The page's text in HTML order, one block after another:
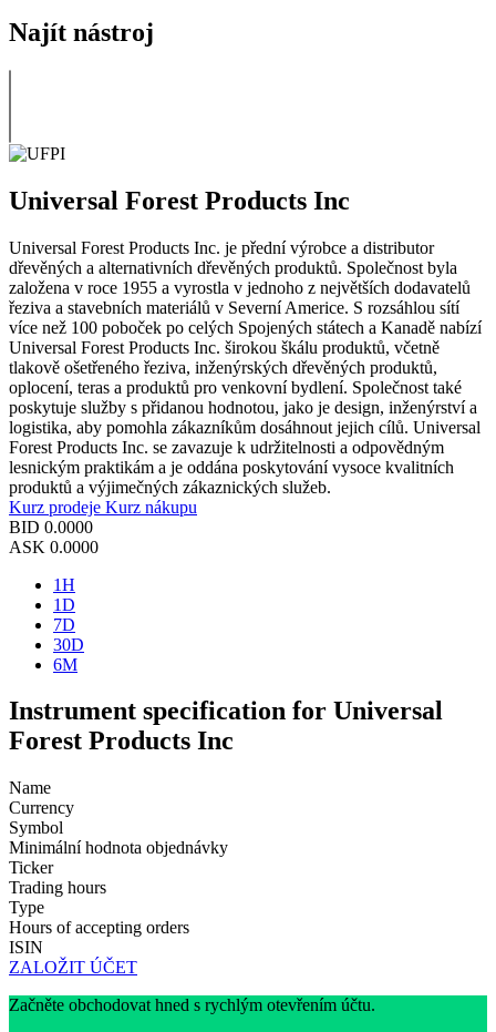
Najít nástroj
Universal Forest Products Inc
Universal Forest Products Inc. je přední výrobce a distributor
dřevěných a alternativních dřevěných produktů. Společnost byla
založena v roce 1955 a vyrostla v jednoho z největších dodavatelů
řeziva a stavebních materiálů v Severní Americe. S rozsáhlou sítí
více než 100 poboček po celých Spojených státech a Kanadě nabízí
Universal Forest Products Inc. širokou škálu produktů, včetně
tlakově ošetřeného řeziva, inženýrských dřevěných produktů,
oplocení, teras a produktů pro venkovní bydlení. Společnost také
poskytuje služby s přidanou hodnotou, jako je design, inženýrství a
logistika, aby pomohla zákazníkům dosáhnout jejich cílů. Universal
Forest Products Inc. se zavazuje k udržitelnosti a odpovědným
lesnickým praktikám a je oddána poskytování vysoce kvalitních
produktů a výjimečných zákaznických služeb.
Kurz prodeje Kurz nákupu
BID 0.0000
ASK 0.0000
1H
1D
7D
30D
6M
Instrument specification for Universal
Forest Products Inc
Name
Currency
Symbol
Minimální hodnota objednávky
Ticker
Trading hours
Type
Hours of accepting orders
ISIN
ZALOŽIT ÚČET
Začněte obchodovat hned s rychlým otevřením účtu.